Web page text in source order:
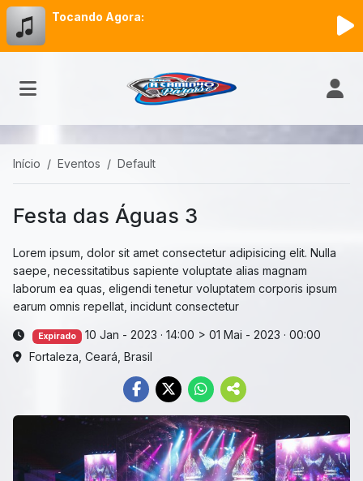
Tocando Agora:
Início Eventos Default
Festa das Águas 3
Lorem ipsum, dolor sit amet consectetur adipisicing elit. Nulla
saepe, necessitatibus sapiente voluptate alias magnam
laborum ea quas, eligendi tenetur voluptatem corporis ipsum
earum omnis repellat, incidunt consectetur
Expirado 10 Jan - 2023 · 14:00 > 01 Mai - 2023 · 00:00
Fortaleza, Ceará, Brasil